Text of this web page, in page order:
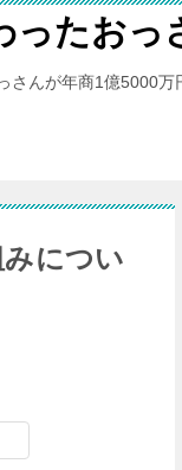
ったおっ
さんが年商1億5000
につい